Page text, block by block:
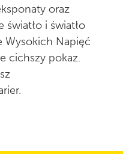
oraz
i światło
Wysokich Napięć
cichszy pokaz.